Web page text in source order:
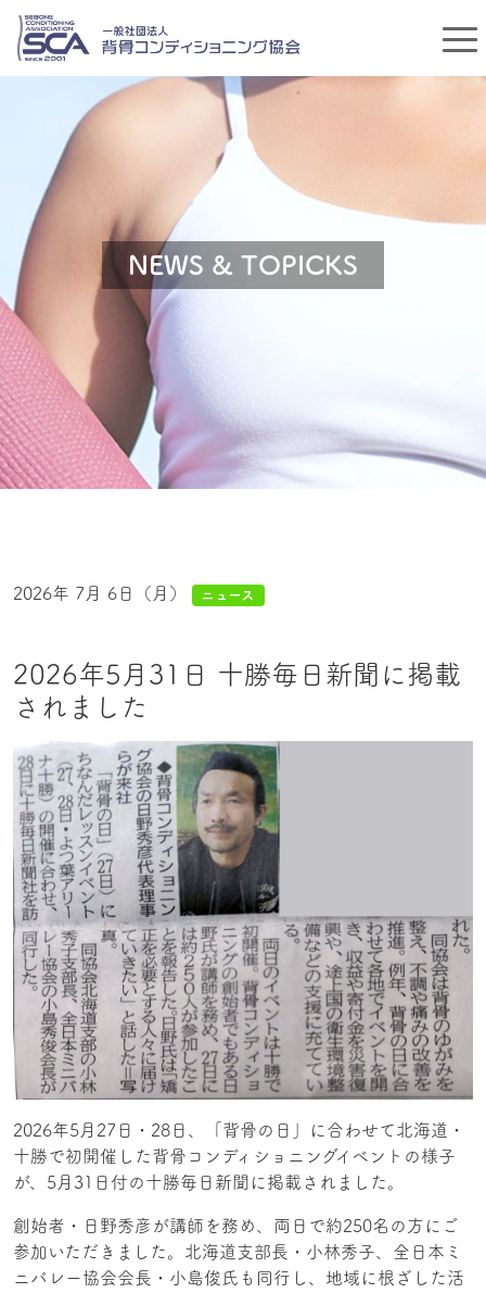
NEWS & TOPICKS
2026年 7月 6日（月） ニュース
2026年5月31日 十勝毎日新聞に掲載
されました
2026年5月27日・28日、「背骨の日」に合わせて北海道・
十勝で初開催した背骨コンディショニングイベントの様子
が、5月31日付の十勝毎日新聞に掲載されました。
創始者・日野秀彦が講師を務め、両日で約250名の方にご
参加いただきました。北海道支部長・小林秀子、全日本ミ
ニバレー協会会長・小島俊氏も同行し、地域に根ざした活